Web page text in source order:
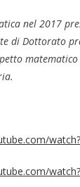
nel 2017
di Dottorato